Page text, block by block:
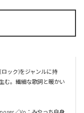
ック)をジャンルに持
む。繊細な歌詞と暖かい